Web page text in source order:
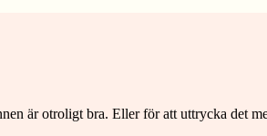
är otroligt bra. Eller för att uttrycka det